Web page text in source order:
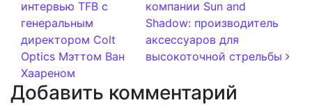
интервью TFB с
генеральным
директором Colt
Optics Мэттом Ван
Хаареном
компании Sun and
Shadow: производитель
аксессуаров для
высокоточной стрельбы
Добавить комментарий